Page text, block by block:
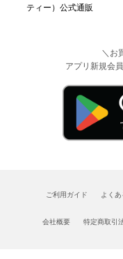
＼お
アプリ新規会
ご利用ガイド よく
会社概要 特定商取引